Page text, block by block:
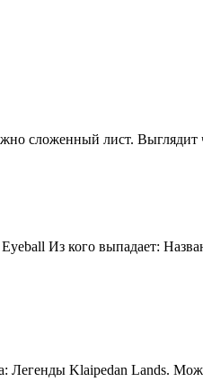
сложенный лист. Выглядит
Из кого выпадает:
Легенды Klaipedan Lands.